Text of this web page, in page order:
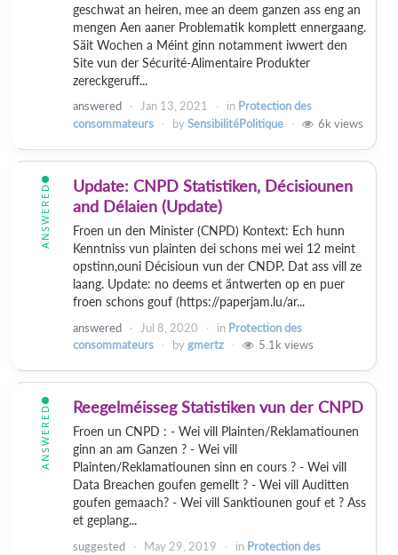
geschwat an heiren, mee an deem ganzen ass eng an
mengen Aen aaner Problematik komplett ennergaang.
Säit Wochen a Méint ginn notamment iwwert den
Site vun der Sécurité-Alimentaire Produkter
zereckgeruff...
answered Jan 13, 2021 in Protection des
consommateurs
bySensibilitéPolitique 6k views
ANSWERED
Update: CNPD Statistiken, Décisiounen
and Délaien (Update)
Froen un den Minister (CNPD) Kontext: Ech hunn
Kenntniss vun plainten dei schons mei wei 12 meint
opstinn,ouni Décisioun vun der CNDP. Dat ass vill ze
laang. Update: no deems et äntwerten op en puer
froen schons gouf (https://paperjam.lu/ar...
answered Jul 8, 2020 in Protection des
consommateurs
bygmertz 5.1k views
ANSWERED Reegelméisseg Statistiken vun der CNPD
Froen un CNPD : - Wei vill Plainten/Reklamatiounen
ginn an am Ganzen ? - Wei vill
Plainten/Reklamatiounen sinn en cours ? - Wei vill
Data Breachen goufen gemellt ? - Wei vill Auditten
goufen gemaach? - Wei vill Sanktiounen gouf et ? Ass
et geplang...
suggested May 29, 2019 in Protection des